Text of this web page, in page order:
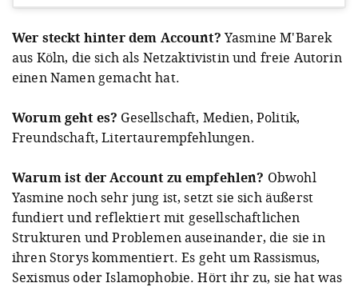
Wer steckt hinter dem Account? Yasmine M'Barek
aus Köln, die sich als Netzaktivistin und freie Autorin
einen Namen gemacht hat.
Worum geht es? Gesellschaft, Medien, Politik,
Freundschaft, Litertaurempfehlungen.
Warum ist der Account zu empfehlen? Obwohl
Yasmine noch sehr jung ist, setzt sie sich äußerst
fundiert und reflektiert mit gesellschaftlichen
Strukturen und Problemen auseinander, die sie in
ihren Storys kommentiert. Es geht um Rassismus,
Sexismus oder Islamophobie. Hört ihr zu, sie hat was